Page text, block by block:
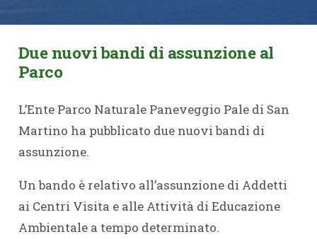
Due nuovi bandi di assunzione al
Parco
L’Ente Parco Naturale Paneveggio Pale di San
Martino ha pubblicato due nuovi bandi di
assunzione.
Un bando è relativo all’assunzione di Addetti
ai Centri Visita e alle Attività di Educazione
Ambientale a tempo determinato.